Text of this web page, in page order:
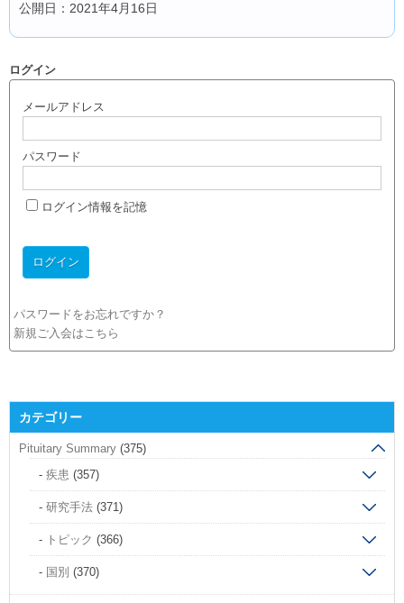
公開日：2021年4月16日
ログイン
メールアドレス
パスワード
ログイン情報を記憶
パスワードをお忘れですか？
新規ご入会はこちら
カテゴリー
Pituitary Summary (375)
疾患 (357)
研究手法 (371)
トピック (366)
国別 (370)